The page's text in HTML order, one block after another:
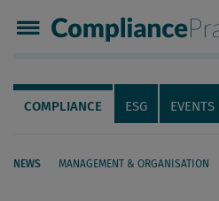
Compliance
Servicenavigation
Navigation
COMPLIANCE ESG EVENTS
NEWS MANAGEMENT & ORGANISATION